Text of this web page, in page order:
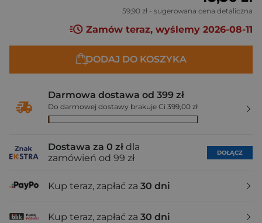
59,90 zł - sugerowana cena detaliczna
Zamów teraz, wyślemy 2026-08-11
DODAJ DO KOSZYKA
Darmowa dostawa od 399 zł
Do darmowej dostawy brakuje Ci 399,00 zł
Dostawa za 0 zł dla
zamówień od 99 zł
DOŁĄCZ
Kup teraz, zapłać za 30 dni
Kup teraz, zapłać za 30 dni